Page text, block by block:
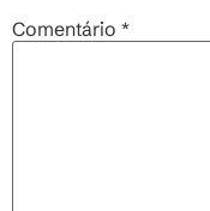
Comentário *